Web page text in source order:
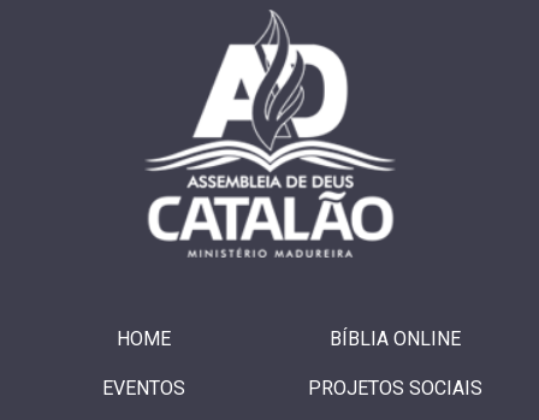
HOME BÍBLIA ONLINE
EVENTOS PROJETOS SOCIAIS